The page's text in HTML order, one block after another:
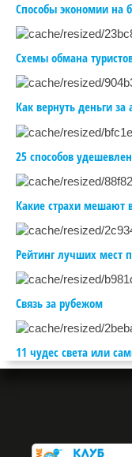
Способы экономии на
Схемы обмана
Как вернуть деньги за
25 способов
Какие страхи мешают
Рейтинг лучших мест
Связь за рубежом
11 чудес света или